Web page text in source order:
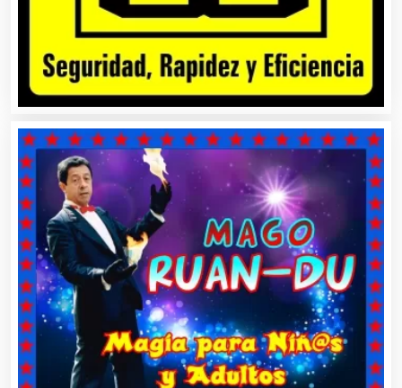
Basculas
Bebidas
Belleza
Bordados y Estampados
Boutiques
Buceo